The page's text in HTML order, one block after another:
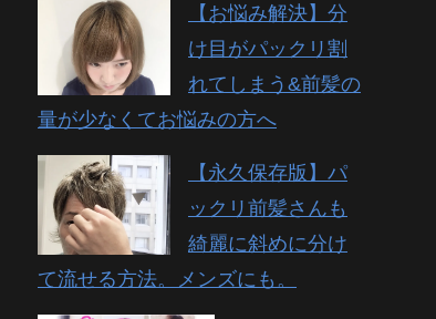
【お悩み解決】分
け目がパックリ割
れてしまう&前髪の
量が少なくてお悩みの方へ
【永久保存版】パ
ックリ前髪さんも
綺麗に斜めに分け
て流せる方法。メンズにも。